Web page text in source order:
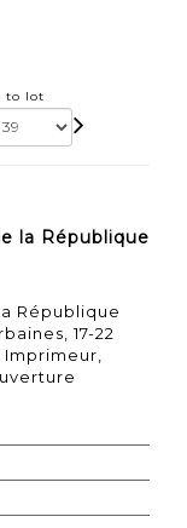
to lot
la République
République
17-22